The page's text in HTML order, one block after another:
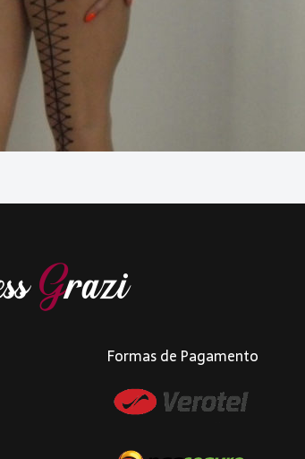
Formas de Pagamento